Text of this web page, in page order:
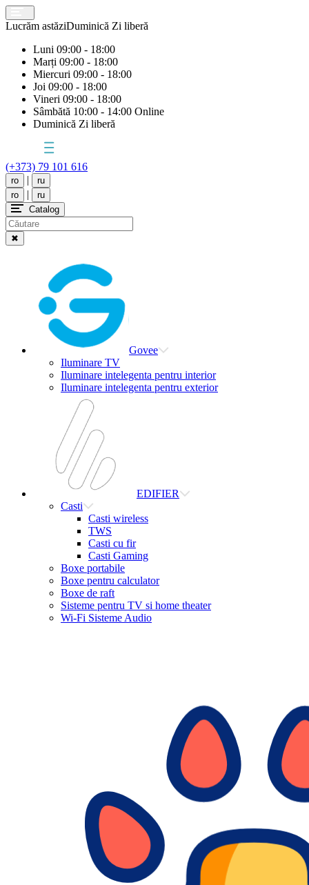
Lucrăm astăziDuminică Zi liberă
Luni 09:00 - 18:00
Marți 09:00 - 18:00
Miercuri 09:00 - 18:00
Joi 09:00 - 18:00
Vineri 09:00 - 18:00
Sâmbătă 10:00 - 14:00 Online
Duminică Zi liberă
(+373) 79 101 616
ro |
ru
ro
|
ru
Catalog
✖
Govee
Iluminare TV
Iluminare intelegenta pentru interior
Iluminare intelegenta pentru exterior
EDIFIER
Casti
Casti wireless
TWS
Casti cu fir
Casti Gaming
Boxe portabile
Boxe pentru calculator
Boxe de raft
Sisteme pentru TV si home theater
Wi-Fi Sisteme Audio